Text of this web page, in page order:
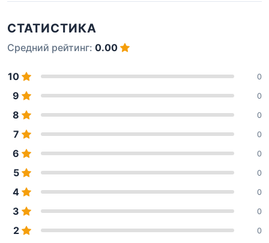
СТАТИСТИКА
Средний рейтинг: 0.00
10 0
9 0
8 0
7 0
6 0
5 0
4 0
3 0
2 0